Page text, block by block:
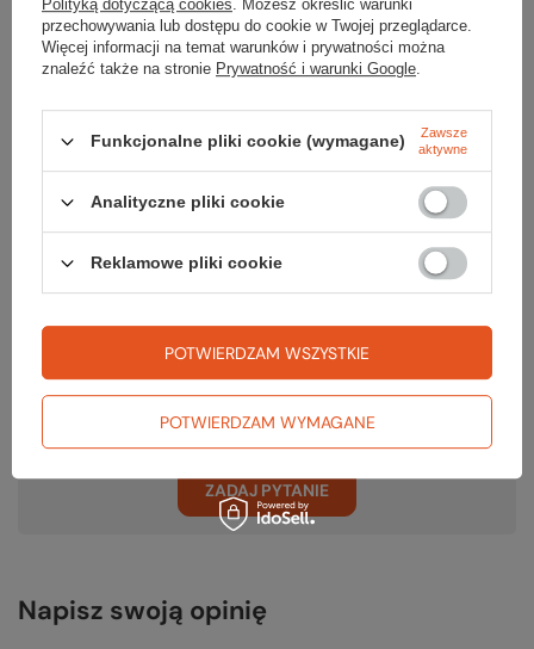
Gwarancja
RĘKOJMIA 24 M-CE
Na sprzedawane produkty udzielana jest 24-miesięczna rękojmia na
podstawie ustawy z dnia 30 maja 2014r. o prawach konsumenta.
PODMIOT ODPOWIEDZIALNY ZA TEN PRODUKT NA TERENIE UE
RP Climbing s. r. o. Więcej
Potrzebujesz pomocy? Masz pytania?
Zadaj pytanie a my odpowiemy niezwłocznie, najciekawsze pytania i
odpowiedzi publikując dla innych.
ZADAJ PYTANIE
Napisz swoją opinię
Polityką dotyczącą cookies. Możesz określić warunki
przechowywania lub dostępu do cookie w Twojej przeglądarce.
Więcej informacji na temat warunków i prywatności można
znaleźć także na stronie Prywatność i warunki Google.
Funkcjonalne pliki cookie (wymagane)
Zawsze
aktywne
Analityczne pliki cookie
Reklamowe pliki cookie
POTWIERDZAM WYMAGANE
POTWIERDZAM WSZYSTKIE